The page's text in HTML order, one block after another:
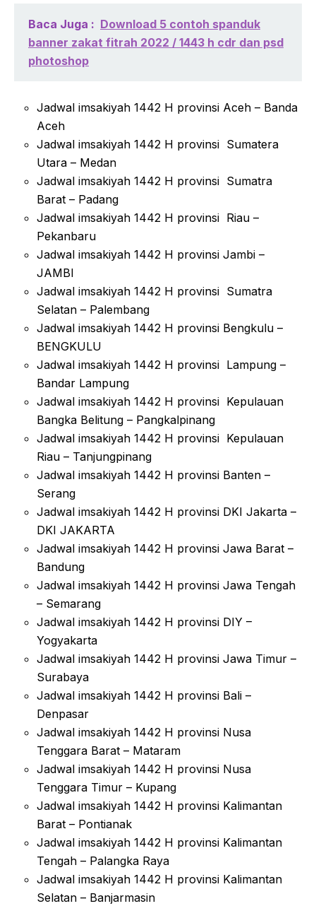
Baca Juga : Download 5 contoh spanduk
banner zakat fitrah 2022 / 1443 h cdr dan psd
photoshop
Jadwal imsakiyah 1442 H provinsi Aceh – Banda
Aceh
Jadwal imsakiyah 1442 H provinsi Sumatera
Utara – Medan
Jadwal imsakiyah 1442 H provinsi Sumatra
Barat – Padang
Jadwal imsakiyah 1442 H provinsi Riau –
Pekanbaru
Jadwal imsakiyah 1442 H provinsi Jambi –
JAMBI
Jadwal imsakiyah 1442 H provinsi Sumatra
Selatan – Palembang
Jadwal imsakiyah 1442 H provinsi Bengkulu –
BENGKULU
Jadwal imsakiyah 1442 H provinsi Lampung –
Bandar Lampung
Jadwal imsakiyah 1442 H provinsi Kepulauan
Bangka Belitung – Pangkalpinang
Jadwal imsakiyah 1442 H provinsi Kepulauan
Riau – Tanjungpinang
Jadwal imsakiyah 1442 H provinsi Banten –
Serang
Jadwal imsakiyah 1442 H provinsi DKI Jakarta –
DKI JAKARTA
Jadwal imsakiyah 1442 H provinsi Jawa Barat –
Bandung
Jadwal imsakiyah 1442 H provinsi Jawa Tengah
– Semarang
Jadwal imsakiyah 1442 H provinsi DIY –
Yogyakarta
Jadwal imsakiyah 1442 H provinsi Jawa Timur –
Surabaya
Jadwal imsakiyah 1442 H provinsi Bali –
Denpasar
Jadwal imsakiyah 1442 H provinsi Nusa
Tenggara Barat – Mataram
Jadwal imsakiyah 1442 H provinsi Nusa
Tenggara Timur – Kupang
Jadwal imsakiyah 1442 H provinsi Kalimantan
Barat – Pontianak
Jadwal imsakiyah 1442 H provinsi Kalimantan
Tengah – Palangka Raya
Jadwal imsakiyah 1442 H provinsi Kalimantan
Selatan – Banjarmasin